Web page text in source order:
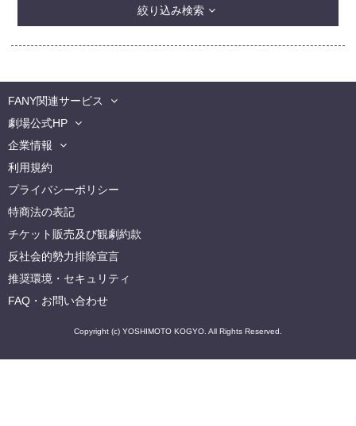
絞り込み検索
FANY関連サービス
劇場公式HP
企業情報
利用規約
プライバシーポリシー
特商法の表記
チケット販売及び観劇約款
反社会的勢力排除宣言
推奨環境・セキュリティ
FAQ・お問い合わせ
Copyright (c) YOSHIMOTO KOGYO. All Rights Reserved.